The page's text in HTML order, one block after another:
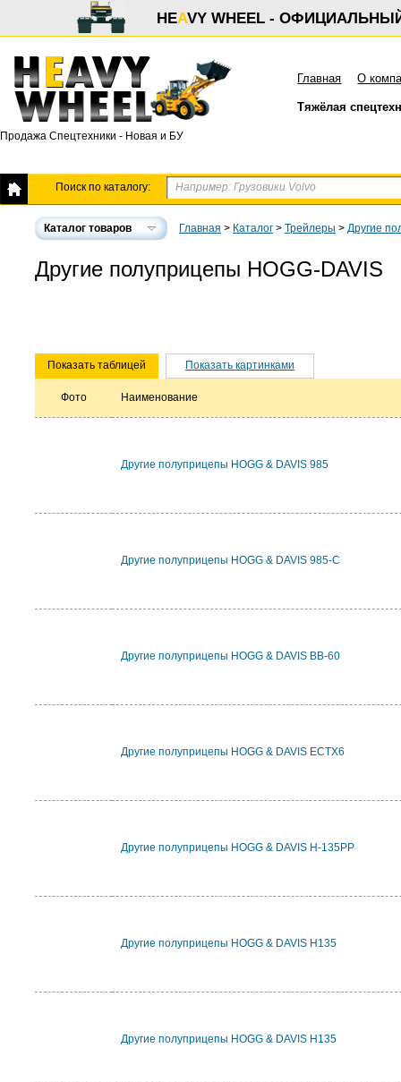
HEAVY WHEEL -
Продажа Спецтехники - Новая и БУ
Главная О
Тяжёлая
Поиск по каталогу:
Каталог товаров Главная > Каталог > Трейлеры > Другие
Другие полуприцепы HOGG-DAVIS
Показать таблицей Показать картинками
Фото Наименование
Другие полуприцепы HOGG & DAVIS 985
Другие полуприцепы HOGG & DAVIS 985-C
Другие полуприцепы HOGG & DAVIS BB-60
Другие полуприцепы HOGG & DAVIS ECTX6
Другие полуприцепы HOGG & DAVIS H-135PP
Другие полуприцепы HOGG & DAVIS H135
Другие полуприцепы HOGG & DAVIS H135